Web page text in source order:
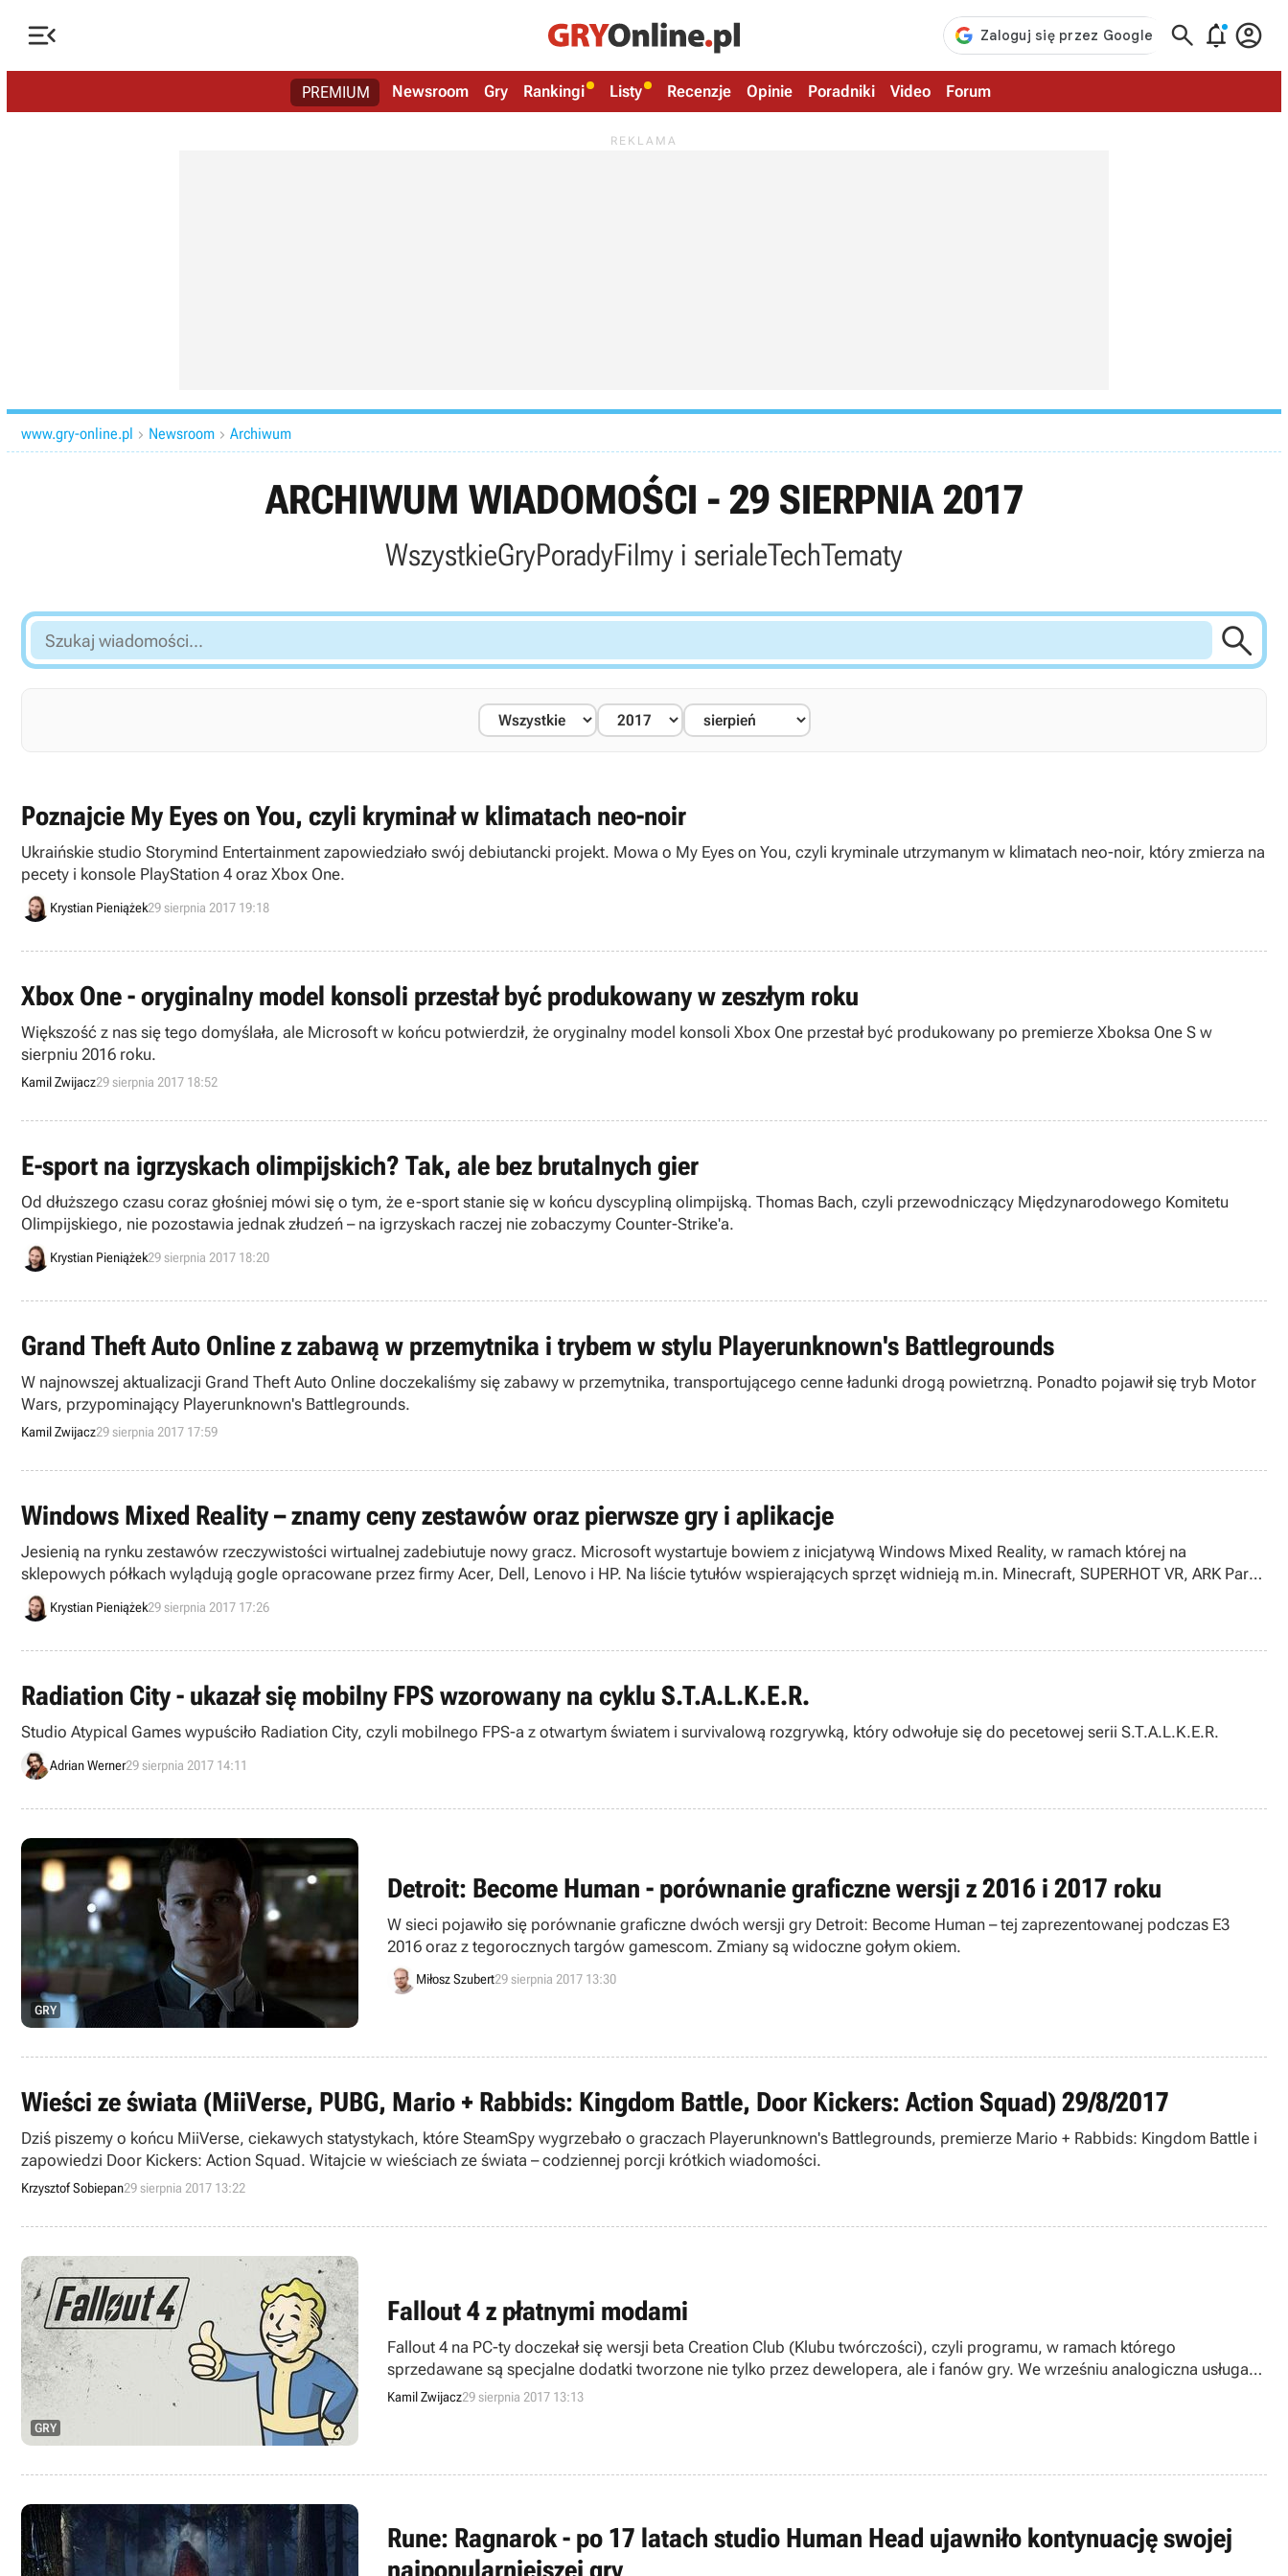
   
PREMIUM Newsroom Gry Rankingi Listy Recenzje Opinie Poradniki Video Forum
www.gry-online.pl  Newsroom  Archiwum
ARCHIWUM WIADOMOŚCI - 29 SIERPNIA 2017
WszystkieGryPoradyFilmy i serialeTechTematy
Szukaj
wiadomości...

Poznajcie My Eyes on You, czyli kryminał w klimatach neo-noir
Ukraińskie studio Storymind Entertainment zapowiedziało swój debiutancki projekt. Mowa o My Eyes on You, czyli kryminale utrzymanym w klimatach neo-noir, który zmierza na
pecety i konsole PlayStation 4 oraz Xbox One.
Krystian Pieniążek29 sierpnia 2017 19:18
Xbox One - oryginalny model konsoli przestał być produkowany w zeszłym roku
Większość z nas się tego domyślała, ale Microsoft w końcu potwierdził, że oryginalny model konsoli Xbox One przestał być produkowany po premierze Xboksa One S w
sierpniu 2016 roku.
Kamil Zwijacz29 sierpnia 2017 18:52
E-sport na igrzyskach olimpijskich? Tak, ale bez brutalnych gier
Od dłuższego czasu coraz głośniej mówi się o tym, że e-sport stanie się w końcu dyscypliną olimpijską. Thomas Bach, czyli przewodniczący Międzynarodowego Komitetu
Olimpijskiego, nie pozostawia jednak złudzeń – na igrzyskach raczej nie zobaczymy Counter-Strike'a.
Krystian Pieniążek29 sierpnia 2017 18:20
Grand Theft Auto Online z zabawą w przemytnika i trybem w stylu Playerunknown's Battlegrounds
W najnowszej aktualizacji Grand Theft Auto Online doczekaliśmy się zabawy w przemytnika, transportującego cenne ładunki drogą powietrzną. Ponadto pojawił się tryb Motor
Wars, przypominający Playerunknown's Battlegrounds.
Kamil Zwijacz29 sierpnia 2017 17:59
Windows Mixed Reality – znamy ceny zestawów oraz pierwsze gry i aplikacje
Jesienią na rynku zestawów rzeczywistości wirtualnej zadebiutuje nowy gracz. Microsoft wystartuje bowiem z inicjatywą Windows Mixed Reality, w ramach której na
sklepowych półkach wylądują gogle opracowane przez firmy Acer, Dell, Lenovo i HP. Na liście tytułów wspierających sprzęt widnieją m.in. Minecraft, SUPERHOT VR, ARK Park i
tajemnicze Halo.
Krystian Pieniążek29 sierpnia 2017 17:26
Radiation City - ukazał się mobilny FPS wzorowany na cyklu S.T.A.L.K.E.R.
Studio Atypical Games wypuściło Radiation City, czyli mobilnego FPS-a z otwartym światem i survivalową rozgrywką, który odwołuje się do pecetowej serii S.T.A.L.K.E.R.
Adrian Werner29 sierpnia 2017 14:11
GRY
Detroit: Become Human - porównanie graficzne wersji z 2016 i 2017 roku
W sieci pojawiło się porównanie graficzne dwóch wersji gry Detroit: Become Human – tej zaprezentowanej podczas E3
2016 oraz z tegorocznych targów gamescom. Zmiany są widoczne gołym okiem.
Miłosz Szubert29 sierpnia 2017 13:30
Wieści ze świata (MiiVerse, PUBG, Mario + Rabbids: Kingdom Battle, Door Kickers: Action Squad) 29/8/2017
Dziś piszemy o końcu MiiVerse, ciekawych statystykach, które SteamSpy wygrzebało o graczach Playerunknown's Battlegrounds, premierze Mario + Rabbids: Kingdom Battle i
zapowiedzi Door Kickers: Action Squad. Witajcie w wieściach ze świata – codziennej porcji krótkich wiadomości.
Krzysztof Sobiepan29 sierpnia 2017 13:22
GRY
Fallout 4 z płatnymi modami
Fallout 4 na PC-ty doczekał się wersji beta Creation Club (Klubu twórczości), czyli programu, w ramach którego
sprzedawane są specjalne dodatki tworzone nie tylko przez dewelopera, ale i fanów gry. We wrześniu analogiczna usługa
zostanie otwarta dla The Elder Scrolls V: Skyrim - Special Edition.
Kamil Zwijacz29 sierpnia 2017 13:13
Rune: Ragnarok - po 17 latach studio Human Head ujawniło kontynuację swojej